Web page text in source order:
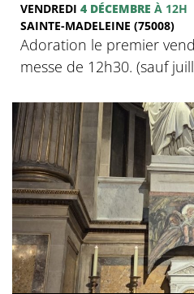
VENDREDI 4 DÉCEMBRE À 12H
SAINTE-MADELEINE (75008)
Adoration le premier
messe de 12h30. (sauf